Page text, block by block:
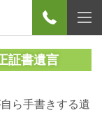
証書遺言
ら手書きする遺